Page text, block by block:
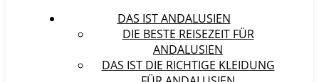
DAS IST ANDALUSIEN
DIE BESTE REISEZEIT FÜR
ANDALUSIEN
DAS IST DIE RICHTIGE KLEIDUNG